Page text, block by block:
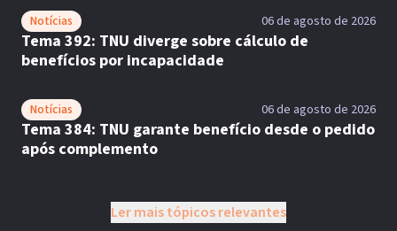
Notícias 06 de agosto de 2026
Tema 392: TNU diverge sobre cálculo de
benefícios por incapacidade
Notícias 06 de agosto de 2026
Tema 384: TNU garante benefício desde o pedido
após complemento
Ler mais tópicos relevantes